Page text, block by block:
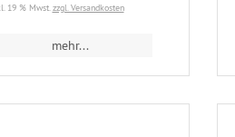
19 % Mwst.zzgl. Versandkosten
mehr...